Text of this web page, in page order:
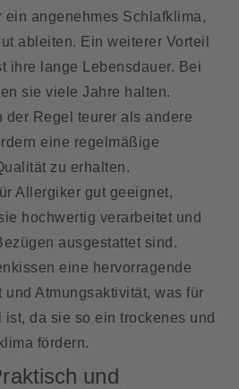
ein angenehmes Schlafklima,
ableiten. Ein weiterer Vorteil
ihre lange Lebensdauer. Bei
sie viele Jahre halten.
Regel teurer als andere
eine regelmäßige
zu erhalten.
Allergiker gut geeignet,
hochwertig verarbeitet und
ausgestattet sind.
eine hervorragende
Atmungsaktivität, was für
da sie so ein trockenes und
fördern.
und